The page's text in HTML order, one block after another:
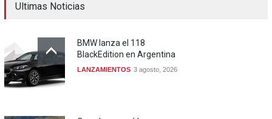
Ultimas Noticias
BMW lanza el 118
BlackEdition en Argentina
LANZAMIENTOS 3 agosto, 2026